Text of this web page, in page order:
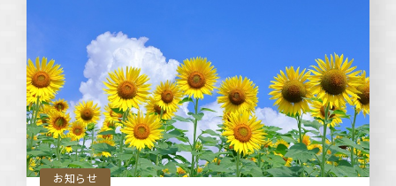
お知らせ